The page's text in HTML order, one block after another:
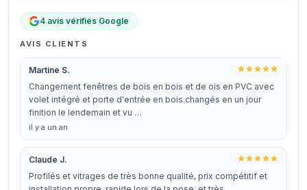
4 avis vérifiés Google
AVIS CLIENTS
Martine S.
Changement fenêtres de bois en bois et de ois en PVC avec
volet intégré et porte d'entrée en bois.changés en un jour
finition le lendemain et vu …
il y a un an
Claude J.
Profilés et vitrages de très bonne qualité, prix compétitif et